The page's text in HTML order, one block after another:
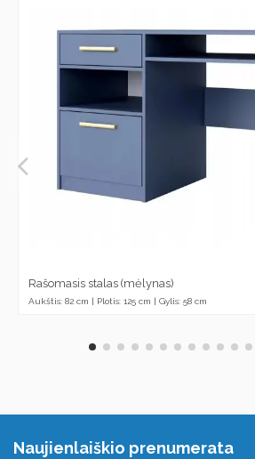
Rašomasis stalas (mėlynas)
Aukštis: 82 cm | Plotis: 125 cm | Gylis: 58 cm
Naujienlaiškio prenumerata